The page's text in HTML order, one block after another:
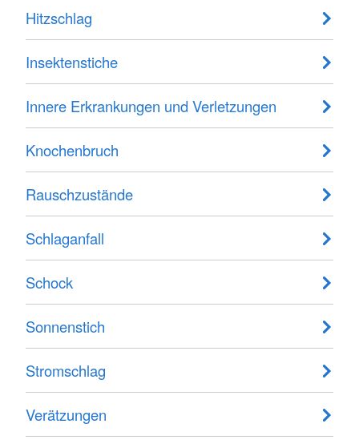
Hitzschlag
Insektenstiche
Innere Erkrankungen und Verletzungen
Knochenbruch
Rauschzustände
Schlaganfall
Schock
Sonnenstich
Stromschlag
Verätzungen